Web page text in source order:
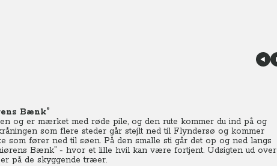
Bænk”
og er mærket med røde pile, og den rute kommer du ind på og
som flere steder går stejlt ned til Flyndersø og kommer
som fører ned til søen. På den smalle sti går det op og ned langs
Bænk” - hvor et lille hvil kan være fortjent. Udsigten ud over
på de skyggende træer.